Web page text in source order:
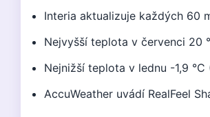
Interia aktualizuje každých 60
Nejvyšší teplota v červenci 20
Nejnižší teplota v lednu -1,9 °C
AccuWeather uvádí RealFeel